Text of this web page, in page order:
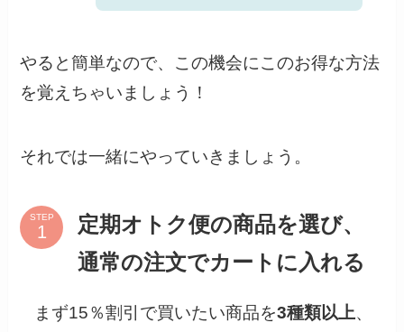
やると簡単なので、この機会にこのお得な方法
を覚えちゃいましょう！
それでは一緒にやっていきましょう。
STEP
定期オトク便の商品を選び、
通常の注文でカートに入れる
まず15％割引で買いたい商品を3種類以上、